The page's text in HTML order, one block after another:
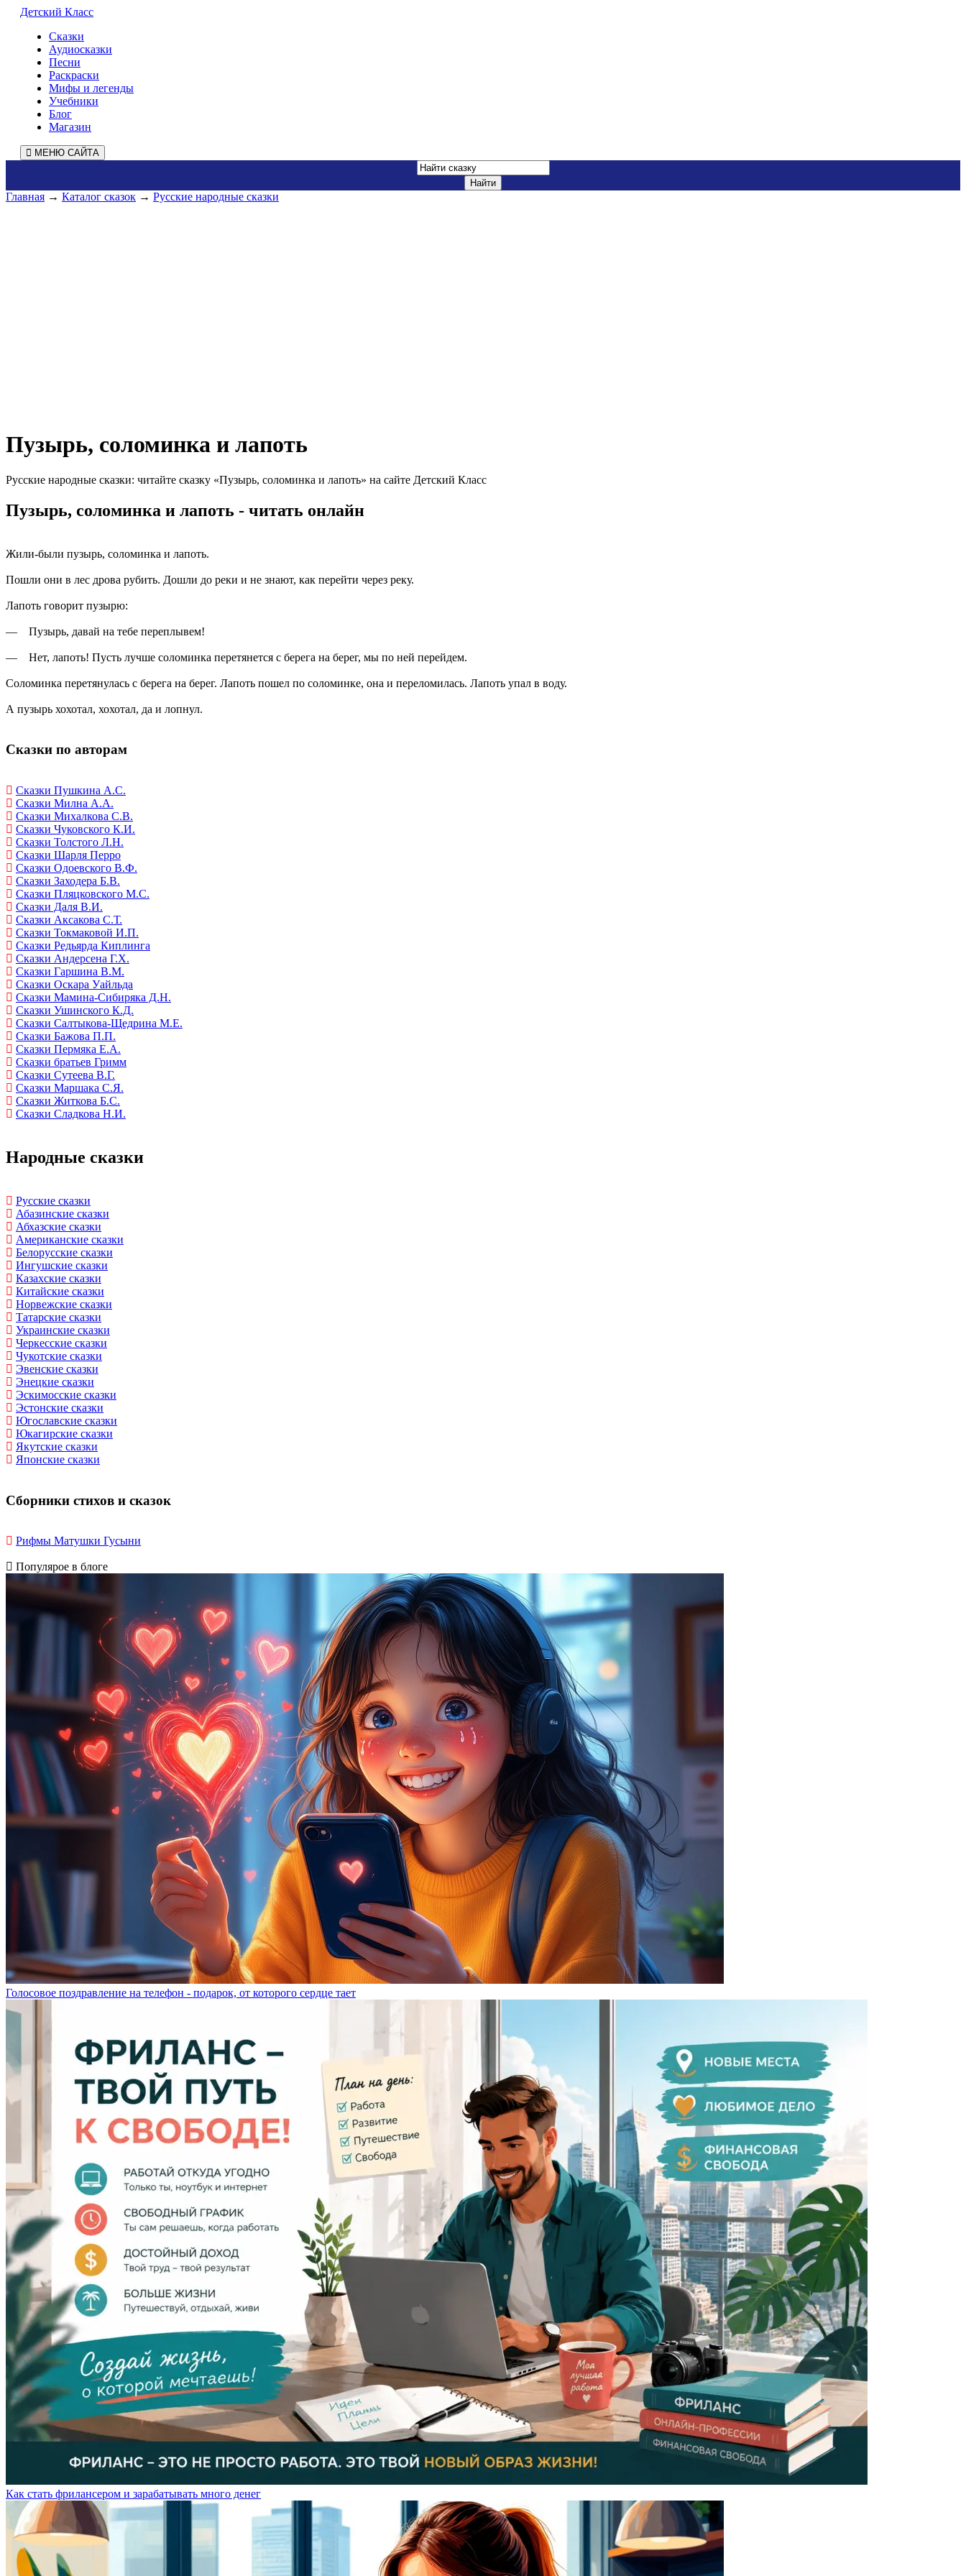
Детский Класс
Сказки
Аудиосказки
Песни
Раскраски
Мифы и легенды
Учебники
Блог
Магазин
МЕНЮ САЙТА
Главная → Каталог сказок → Русские народные сказки
Пузырь, соломинка и лапоть
Русские народные сказки: читайте сказку «Пузырь, соломинка и лапоть» на сайте Детский Класс
Пузырь, соломинка и лапоть - читать онлайн
Жили-были пузырь, соломинка и лапоть.
Пошли они в лес дрова рубить. Дошли до реки и не знают, как перейти через реку.
Лапоть говорит пузырю:
— Пузырь, давай на тебе переплывем!
— Нет, лапоть! Пусть лучше соломинка перетянется с берега на берег, мы по ней перейдем.
Соломинка перетянулась с берега на берег. Лапоть пошел по соломинке, она и переломилась. Лапоть упал в воду.
А пузырь хохотал, хохотал, да и лопнул.
Сказки по авторам
Сказки Пушкина А.С.
Сказки Милна А.А.
Сказки Михалкова С.В.
Сказки Чуковского К.И.
Сказки Толстого Л.Н.
Сказки Шарля Перро
Сказки Одоевского В.Ф.
Сказки Заходера Б.В.
Сказки Пляцковского М.С.
Сказки Даля В.И.
Сказки Аксакова С.Т.
Сказки Токмаковой И.П.
Сказки Редьярда Киплинга
Сказки Андерсена Г.Х.
Сказки Гаршина В.М.
Сказки Оскара Уайльда
Сказки Мамина-Сибиряка Д.Н.
Сказки Ушинского К.Д.
Сказки Салтыкова-Щедрина М.Е.
Сказки Бажова П.П.
Сказки Пермяка Е.А.
Сказки братьев Гримм
Сказки Сутеева В.Г.
Сказки Маршака С.Я.
Сказки Житкова Б.С.
Сказки Сладкова Н.И.
Народные сказки
Русские сказки
Абазинские сказки
Абхазские сказки
Американские сказки
Белорусские сказки
Ингушские сказки
Казахские сказки
Китайские сказки
Норвежские сказки
Татарские сказки
Украинские сказки
Черкесские сказки
Чукотские сказки
Эвенские сказки
Энецкие сказки
Эскимосские сказки
Эстонские сказки
Югославские сказки
Юкагирские сказки
Якутские сказки
Японские сказки
Сборники стихов и сказок
Рифмы Матушки Гусыни
Популярое в блоге
Голосовое поздравление на телефон - подарок, от которого сердце тает
Как стать фрилансером и зарабатывать много денег